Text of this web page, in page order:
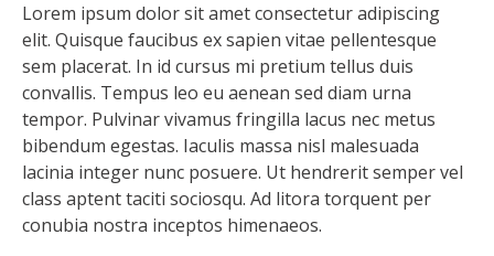
Lorem ipsum dolor sit amet consectetur adipiscing
elit. Quisque faucibus ex sapien vitae pellentesque
sem placerat. In id cursus mi pretium tellus duis
convallis. Tempus leo eu aenean sed diam urna
tempor. Pulvinar vivamus fringilla lacus nec metus
bibendum egestas. Iaculis massa nisl malesuada
lacinia integer nunc posuere. Ut hendrerit semper vel
class aptent taciti sociosqu. Ad litora torquent per
conubia nostra inceptos himenaeos.